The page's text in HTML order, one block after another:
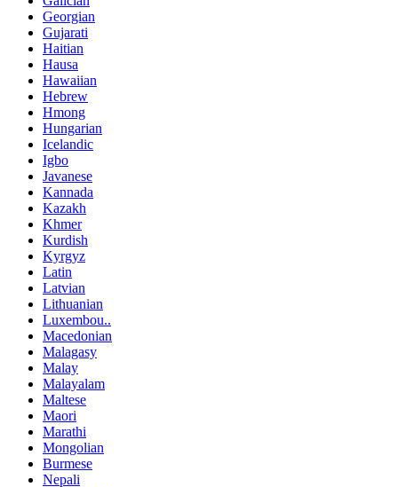
Georgian
Gujarati
Haitian
Hausa
Hawaiian
Hebrew
Hmong
Hungarian
Icelandic
Igbo
Javanese
Kannada
Kazakh
Khmer
Kurdish
Kyrgyz
Latin
Latvian
Lithuanian
Luxembou..
Macedonian
Malagasy
Malay
Malayalam
Maltese
Maori
Marathi
Mongolian
Burmese
Nepali